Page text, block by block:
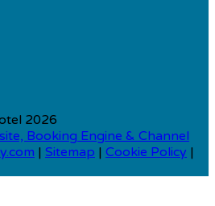
2026
Booking Engine & Channel
| Sitemap | Cookie Policy |